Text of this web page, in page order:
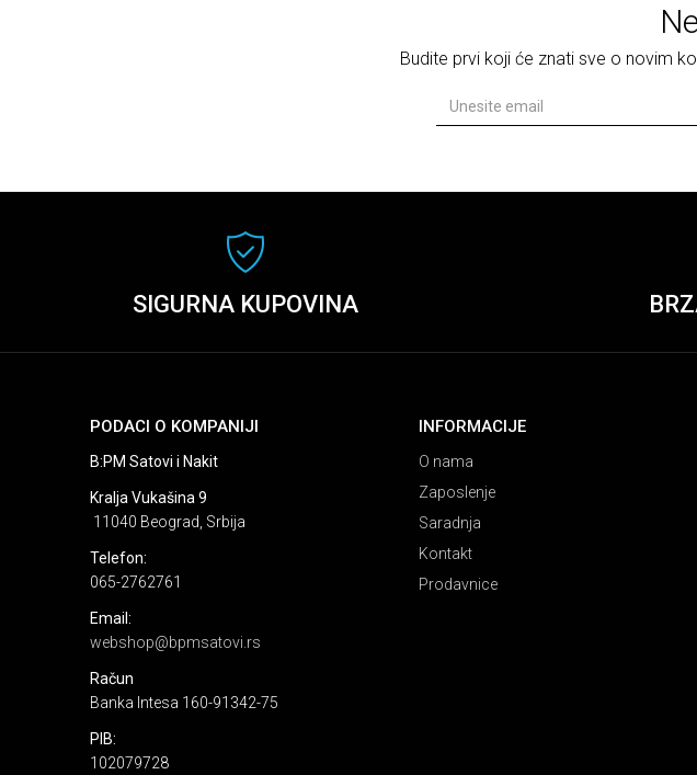
Budite prvi koji će znati sve o novim
SIGURNA KUPOVINA
PODACI O KOMPANIJI
B:PM Satovi i Nakit
Kralja Vukašina 9
11040 Beograd, Srbija
Telefon:
065-2762761
Email:
webshop@bpmsatovi.rs
Račun
Banka Intesa 160-91342-75
PIB:
102079728
INFORMACIJE
O nama
Zaposlenje
Saradnja
Kontakt
Prodavnice